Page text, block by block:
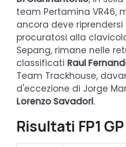
team Pertamina VR46,
ancora deve
procuratosi alla
Sepang, rimane nelle
classificati Raul
Team Trackhouse,
d'eccezione di Jorge
Lorenzo Savadori.
Risultati FP1